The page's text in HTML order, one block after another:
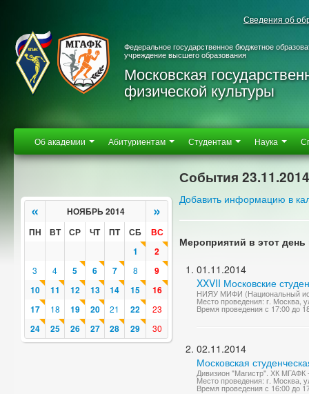
Сведения об
Федеральное государственное бюджетное
учреждение высшего образования
Московская
физической культуры
Об академии Абитуриентам Студентам Наука
« НОЯБРЬ 2014 »
ПН ВТ СР ЧТ ПТ СБ
ВС
1
2
3 4 5 6 7 8
9
10
11 12 13 14 15
16
17
18 19 20 21 22 23
24 25 26 27 28 29 30
События 23.11.2014
Добавить информацию в
Мероприятий в этот день
01.11.2014
XXVII Московские
НИЯУ МИФИ (Национальный
Место проведения: г. Москва,
Время проведения с 17:00 до
02.11.2014
Московская
Дивизион "Магистр". ХК
Место проведения: г. Москва,
Время проведения с 16:00 до